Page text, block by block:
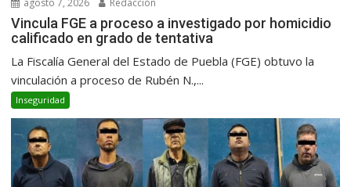
agosto 7, 2026 Redacción
Vincula FGE a proceso a investigado por homicidio
calificado en grado de tentativa
La Fiscalía General del Estado de Puebla (FGE) obtuvo la
vinculación a proceso de Rubén N.,...
Inseguridad